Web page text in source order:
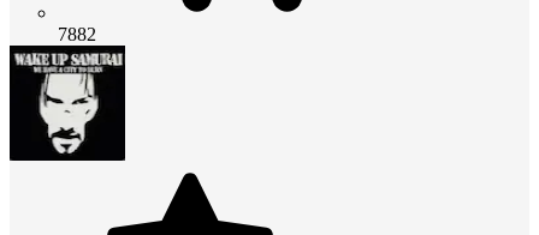
7882